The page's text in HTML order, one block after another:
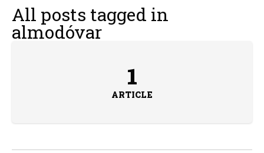
All posts tagged in
almodóvar
1
ARTICLE